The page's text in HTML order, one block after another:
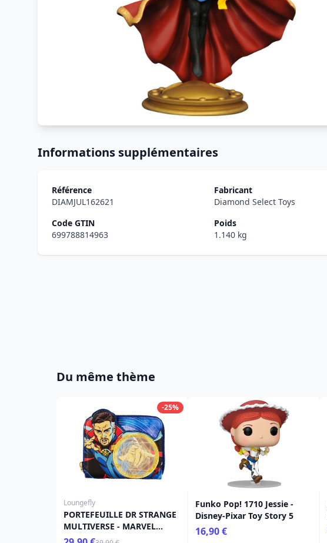
Informations supplémentaires
Référence
DIAMJUL162621
Fabricant
Diamond Select Toys
Code GTIN
699788814963
Poids
1.140 kg
Du même thème
-25%
Loungefly
PORTEFEUILLE DR STRANGE
MULTIVERSE - MARVEL
LOUNGEFLY
Funko Pop! 1710 Jessie -
Disney-Pixar Toy Story 5
16,90 €